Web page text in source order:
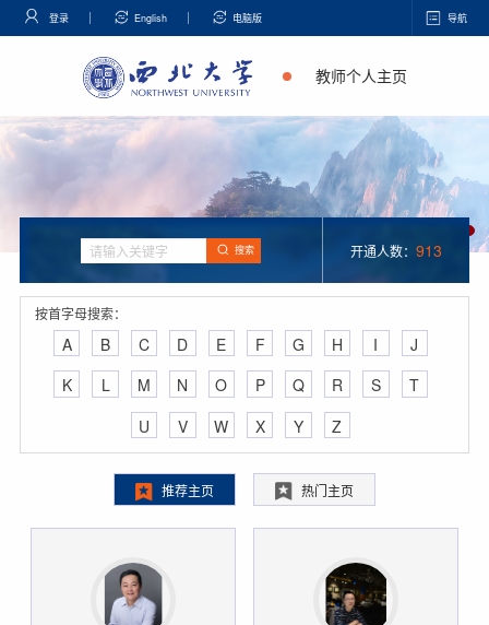
登录 English 电脑版 导航
教师个人主页
搜索 开通人数： 913
按首字母搜索：
A B C D E F G H I
J
K
L M N O P Q R S
T
U
V W X Y Z
推荐主页 热门主页